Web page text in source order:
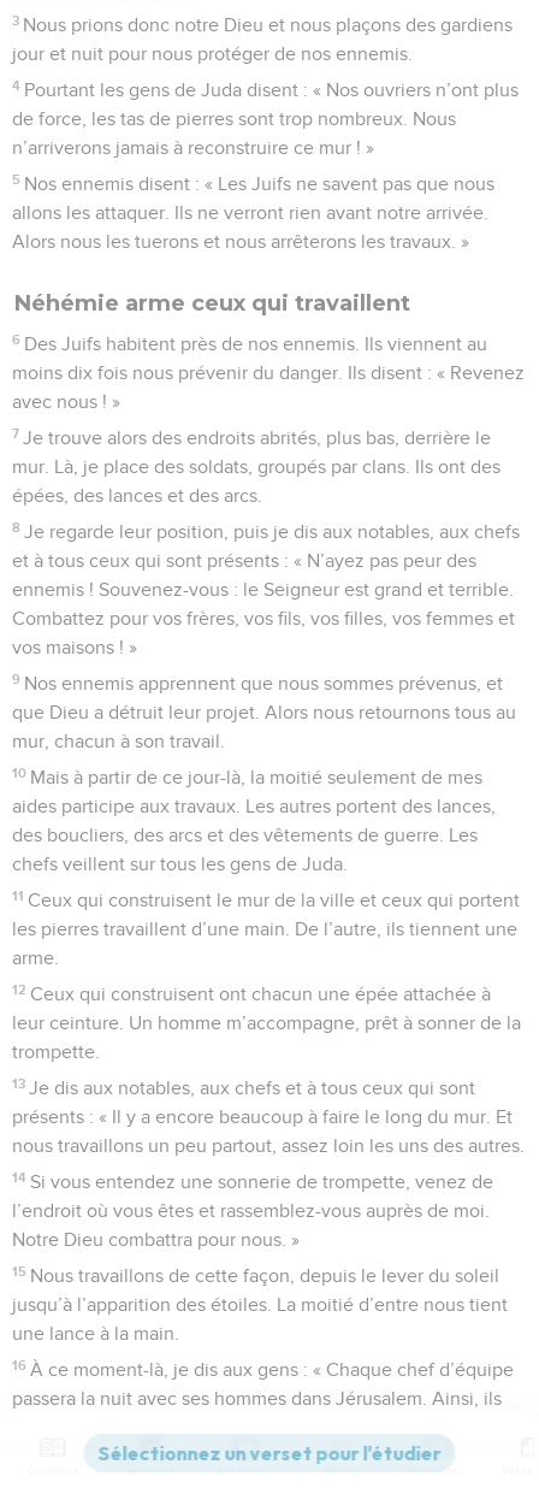
3 Nous prions donc notre Dieu et nous plaçons des gardiens
jour et nuit pour nous protéger de nos ennemis.
4 Pourtant les gens de Juda disent : « Nos ouvriers n’ont plus
de force, les tas de pierres sont trop nombreux. Nous
n’arriverons jamais à reconstruire ce mur ! »
5 Nos ennemis disent : « Les Juifs ne savent pas que nous
allons les attaquer. Ils ne verront rien avant notre arrivée.
Alors nous les tuerons et nous arrêterons les travaux. »
Néhémie arme ceux qui travaillent
6 Des Juifs habitent près de nos ennemis. Ils viennent au
moins dix fois nous prévenir du danger. Ils disent : « Revenez
avec nous ! »
7 Je trouve alors des endroits abrités, plus bas, derrière le
mur. Là, je place des soldats, groupés par clans. Ils ont des
épées, des lances et des arcs.
8 Je regarde leur position, puis je dis aux notables, aux chefs
et à tous ceux qui sont présents : « N’ayez pas peur des
ennemis ! Souvenez-vous : le Seigneur est grand et terrible.
Combattez pour vos frères, vos fils, vos filles, vos femmes et
vos maisons ! »
9 Nos ennemis apprennent que nous sommes prévenus, et
que Dieu a détruit leur projet. Alors nous retournons tous au
mur, chacun à son travail.
10 Mais à partir de ce jour-là, la moitié seulement de mes
aides participe aux travaux. Les autres portent des lances,
des boucliers, des arcs et des vêtements de guerre. Les
chefs veillent sur tous les gens de Juda.
11 Ceux qui construisent le mur de la ville et ceux qui portent
les pierres travaillent d’une main. De l’autre, ils tiennent une
arme.
12 Ceux qui construisent ont chacun une épée attachée à
leur ceinture. Un homme m’accompagne, prêt à sonner de la
trompette.
13 Je dis aux notables, aux chefs et à tous ceux qui sont
présents : « Il y a encore beaucoup à faire le long du mur. Et
nous travaillons un peu partout, assez loin les uns des autres.
14 Si vous entendez une sonnerie de trompette, venez de
l’endroit où vous êtes et rassemblez-vous auprès de moi.
Notre Dieu combattra pour nous. »
15 Nous travaillons de cette façon, depuis le lever du soleil
jusqu’à l’apparition des étoiles. La moitié d’entre nous tient
une lance à la main.
16 À ce moment-là, je dis aux gens : « Chaque chef d’équipe
passera la nuit avec ses hommes dans Jérusalem. Ainsi, ils
la journée. »
Versions Commentaires Strong